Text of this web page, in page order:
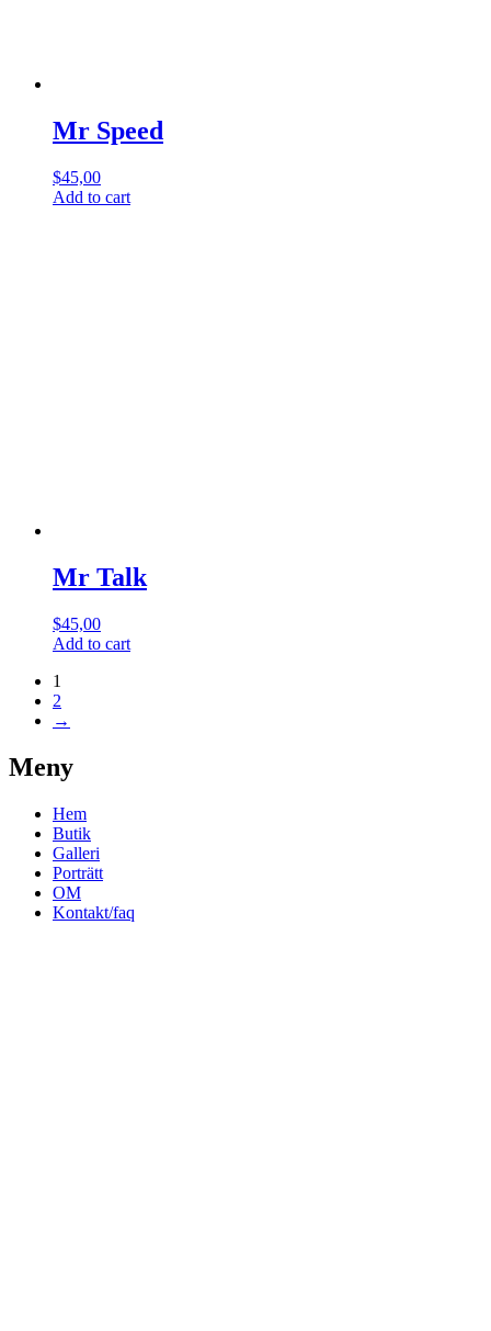
Mr Speed
$45,00
Add to cart
Mr Talk
$45,00
Add to cart
1
2
→
Meny
Hem
Butik
Galleri
Porträtt
OM
Kontakt/faq